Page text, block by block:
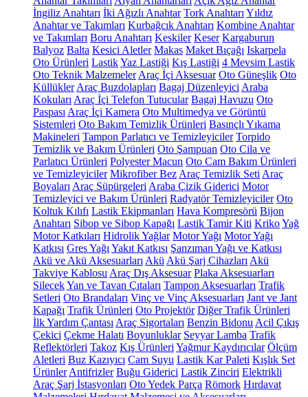
İngiliz Anahtarı İki Ağızlı Anahtar Tork Anahtarı Yıldız
Anahtar ve Takımları Kurbağcık Anahtarı Kombine Anahtar
ve Takımları Boru Anahtarı Keskiler Keser Kargaburun
Balyoz Balta Kesici Aletler Makas Maket Bıçağı Iskarpela
Oto Ürünleri LastikYaz Lastiği Kış Lastiği 4 Mevsim Lastik
Oto Teknik Malzemeler Araç İçi Aksesuar Oto Güneşlik Oto
Küllükler Araç Buzdolapları Bagaj Düzenleyici Araba
Kokuları Araç İçi Telefon Tutucular Bagaj Havuzu Oto
Paspası Araç İçi Kamera Oto Multimedya ve Görüntü
Sistemleri Oto Bakım Temizlik Ürünleri Basınçlı Yıkama
Makineleri Tampon Parlatıcı ve Temizleyiciler Torpido
Temizlik ve Bakım Ürünleri Oto Şampuan Oto Cila ve
Parlatıcı Ürünleri Polyester Macun Oto Cam Bakım Ürünleri
ve Temizleyiciler Mikrofiber Bez Araç Temizlik Seti Araç
Boyaları Araç Süpürgeleri Araba Çizik Giderici Motor
Temizleyici ve Bakım Ürünleri Radyatör Temizleyiciler Oto
Koltuk Kılıfı Lastik Ekipmanları Hava Kompresörü Bijon
Anahtarı Sibop ve Sibop Kapağı Lastik Tamir Kiti KrikoYağ
Motor Katkıları Hidrolik Yağlar Motor Yağı Motor Yağı
Katkısı Gres Yağı Yakıt Katkısı Şanzıman Yağı ve Katkısı
Akü ve Akü Aksesuarları Akü Akü Şarj Cihazları Akü
Takviye Kablosu Araç Dış Aksesuar Plaka Aksesuarları
SilecekYan ve Tavan Çıtaları Tampon Aksesuarları Trafik
Setleri Oto Brandaları Vinç ve Vinç Aksesuarları Jant ve Jant
Kapağı Trafik Ürünleri Oto Projektör Diğer Trafik Ürünleri
İlk Yardım Çantası Araç Sigortaları Benzin Bidonu Acil Çıkış
Çekici Çekme Halatı Boyunluklar Seyyar Lamba Trafik
Reflektörleri Takoz Kış Ürünleri Yağmur Kaydırıcılar Ölçüm
Aletleri Buz Kazıyıcı Cam Suyu Lastik Kar Paleti Kışlık Set
Ürünler Antifrizler Buğu Giderici Lastik Zinciri Elektrikli
Araç Şarj İstasyonları Oto Yedek Parça Römork Hırdavat